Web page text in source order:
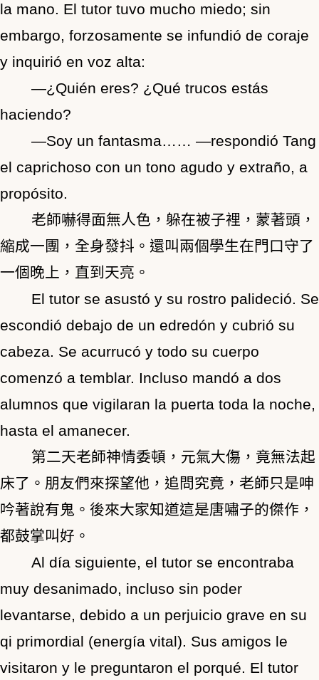
la mano. El tutor tuvo mucho miedo; sin
embargo, forzosamente se infundió de coraje
y inquirió en voz alta:
―¿Quién eres? ¿Qué trucos estás
haciendo?
―Soy un fantasma…… ―respondió Tang
el caprichoso con un tono agudo y extraño, a
propósito.
老師嚇得面無人色，躲在被子裡，蒙著頭，
縮成一團，全身發抖。還叫兩個學生在門口守了
一個晚上，直到天亮。
El tutor se asustó y su rostro palideció. Se
escondió debajo de un edredón y cubrió su
cabeza. Se acurrucó y todo su cuerpo
comenzó a temblar. Incluso mandó a dos
alumnos que vigilaran la puerta toda la noche,
hasta el amanecer.
第二天老師神情委頓，元氣大傷，竟無法起
床了。朋友們來探望他，追問究竟，老師只是呻
吟著說有鬼。後來大家知道這是唐嘯子的傑作，
都鼓掌叫好。
Al día siguiente, el tutor se encontraba
muy desanimado, incluso sin poder
levantarse, debido a un perjuicio grave en su
qi primordial (energía vital). Sus amigos le
visitaron y le preguntaron el porqué. El tutor